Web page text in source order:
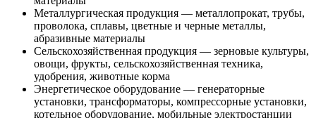
Металлургическая продукция — металлопрокат, трубы,
проволока, сплавы, цветные и черные металлы,
абразивные материалы
Сельскохозяйственная продукция — зерновые культуры,
овощи, фрукты, сельскохозяйственная техника,
удобрения, животные корма
Энергетическое оборудование — генераторные
установки, трансформаторы, компрессорные установки,
котельное оборудование, мобильные электростанции